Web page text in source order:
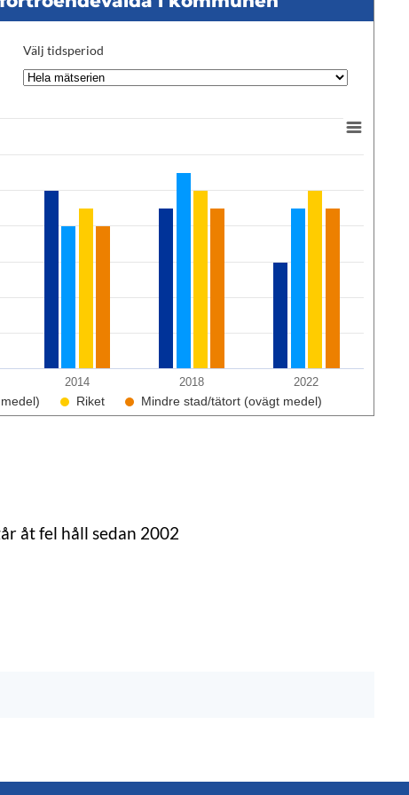
Välj tidsperiod
Riket Mindre stad/tätort (ovägt medel)
2014 2018 2022
åt fel håll sedan 2002